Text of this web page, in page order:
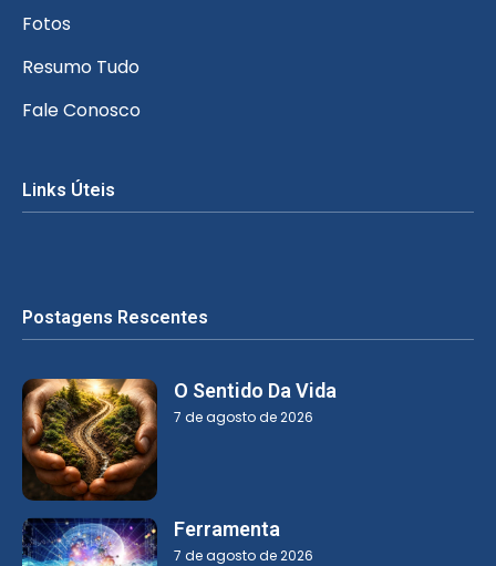
Fotos
Resumo Tudo
Fale Conosco
Links Úteis
Postagens Rescentes
O Sentido Da Vida
7 de agosto de 2026
Ferramenta
7 de agosto de 2026